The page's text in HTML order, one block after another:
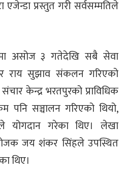
प्रस्तुत गरी सर्वसम्मतिले
असोज ३ गतेदेखि सबै सेवा
र राय सुझाव संकलन गरिएको
केन्द्र भरतपुरको प्राविधिक
पनि सञ्चालन गरिएको थियो,
योगदान गरेका थिए। लेखा
जय शंकर सिंहले उपस्थित
थिए।